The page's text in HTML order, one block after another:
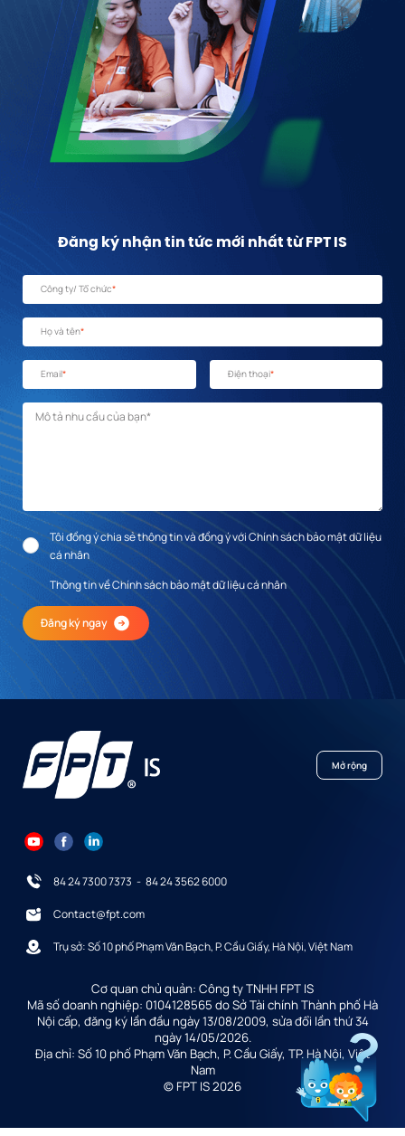
Đăng ký nhận tin tức mới nhất từ FPT IS
Công ty/ Tổ chức*
Họ và tên*
Email* Điện thoại*
Mô tả nhu cầu *
Tôi đồng ý chia sẻ thông tin và đồng ý với Chính sách bảo mật dữ liệu
cá nhân
Thông tin về Chính sách bảo mật dữ liệu cá nhân
Đăng ký ngay
Mở rộng
84 24 7300 7373 - 84 24 3562 6000
Contact@fpt.com
Trụ sở: Số 10 phố Phạm Văn Bạch, P. Cầu Giấy, Hà Nội, Việt Nam
Cơ quan chủ quản: Công ty TNHH FPT IS
Mã số doanh nghiệp: 0104128565 do Sở Tài chính Thành phố Hà
Nội cấp, đăng ký lần đầu ngày 13/08/2009, sửa đổi lần thứ 34
ngày 14/05/2026.
Địa chỉ: Số 10 phố Phạm Văn Bạch, P. Cầu Giấy, TP. Hà Nội, Việt
Nam
© FPT IS 2026